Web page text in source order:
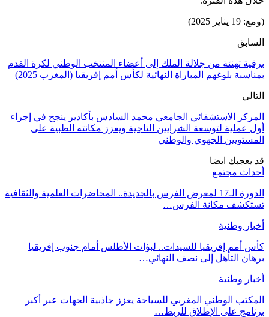
(ومع: 19 يناير 2025)
السابق
برقية تهنئة من جلالة الملك إلى أعضاء المنتخب الوطني لكرة القدم
بمناسبة بلوغهم المباراة النهائية لكأس أمم إفريقيا (المغرب 2025)
التالي
المركز الاستشفائي الجامعي محمد السادس بأكادير ينجح في إجراء
أول عملية لتوسعة الشرايين التاجية ويعزز مكانته الطبية على
المستويين الجهوي والوطني
قد يعجبك ايضا
أحداث مجتمع
الدورة الـ17 لمعرض الفرس بالجديدة.. المحاضرات العلمية والثقافية
تستكشف مكانة الفرس…
أخبار وطنية
كأس أمم إفريقيا للسيدات.. لبؤات الأطلس أمام جنوب إفريقيا
برهان التأهل إلى نصف النهائي…
أخبار وطنية
المكتب الوطني المغربي للسياحة يعزز جاذبية الجهات عبر أكبر
برنامج على الإطلاق للربط…